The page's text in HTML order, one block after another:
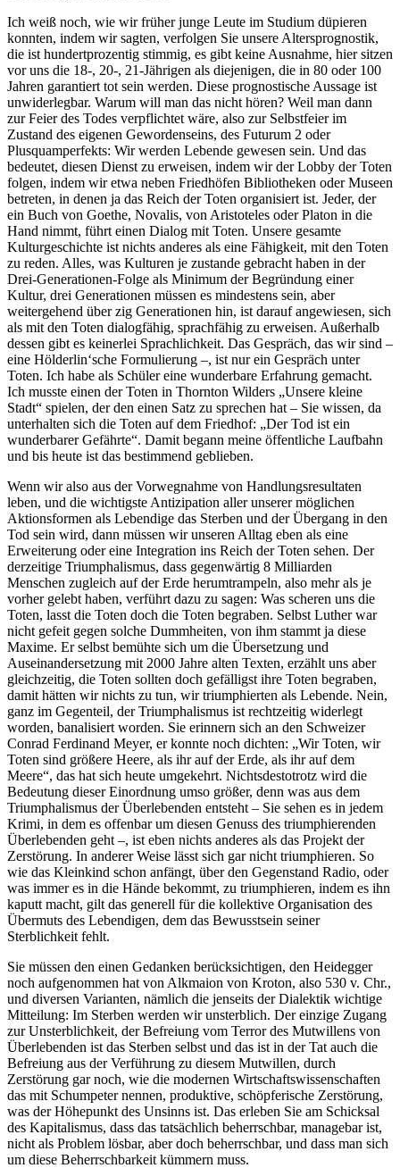
Ich weiß noch, wie wir früher junge Leute im Studium düpieren
konnten, indem wir sagten, verfolgen Sie unsere Altersprognostik,
die ist hundertprozentig stimmig, es gibt keine Ausnahme, hier sitzen
vor uns die 18-, 20-, 21-Jährigen als diejenigen, die in 80 oder 100
Jahren garantiert tot sein werden. Diese prognostische Aussage ist
unwiderlegbar. Warum will man das nicht hören? Weil man dann
zur Feier des Todes verpflichtet wäre, also zur Selbstfeier im
Zustand des eigenen Gewordenseins, des Futurum 2 oder
Plusquamperfekts: Wir werden Lebende gewesen sein. Und das
bedeutet, diesen Dienst zu erweisen, indem wir der Lobby der Toten
folgen, indem wir etwa neben Friedhöfen Bibliotheken oder Museen
betreten, in denen ja das Reich der Toten organisiert ist. Jeder, der
ein Buch von Goethe, Novalis, von Aristoteles oder Platon in die
Hand nimmt, führt einen Dialog mit Toten. Unsere gesamte
Kulturgeschichte ist nichts anderes als eine Fähigkeit, mit den Toten
zu reden. Alles, was Kulturen je zustande gebracht haben in der
Drei-Generationen-Folge als Minimum der Begründung einer
Kultur, drei Generationen müssen es mindestens sein, aber
weitergehend über zig Generationen hin, ist darauf angewiesen, sich
als mit den Toten dialogfähig, sprachfähig zu erweisen. Außerhalb
dessen gibt es keinerlei Sprachlichkeit. Das Gespräch, das wir sind –
eine Hölderlin‘sche Formulierung –, ist nur ein Gespräch unter
Toten. Ich habe als Schüler eine wunderbare Erfahrung gemacht.
Ich musste einen der Toten in Thornton Wilders „Unsere kleine
Stadt“ spielen, der den einen Satz zu sprechen hat – Sie wissen, da
unterhalten sich die Toten auf dem Friedhof: „Der Tod ist ein
wunderbarer Gefährte“. Damit begann meine öffentliche Laufbahn
und bis heute ist das bestimmend geblieben.
Wenn wir also aus der Vorwegnahme von Handlungsresultaten
leben, und die wichtigste Antizipation aller unserer möglichen
Aktionsformen als Lebendige das Sterben und der Übergang in den
Tod sein wird, dann müssen wir unseren Alltag eben als eine
Erweiterung oder eine Integration ins Reich der Toten sehen. Der
derzeitige Triumphalismus, dass gegenwärtig 8 Milliarden
Menschen zugleich auf der Erde herumtrampeln, also mehr als je
vorher gelebt haben, verführt dazu zu sagen: Was scheren uns die
Toten, lasst die Toten doch die Toten begraben. Selbst Luther war
nicht gefeit gegen solche Dummheiten, von ihm stammt ja diese
Maxime. Er selbst bemühte sich um die Übersetzung und
Auseinandersetzung mit 2000 Jahre alten Texten, erzählt uns aber
gleichzeitig, die Toten sollten doch gefälligst ihre Toten begraben,
damit hätten wir nichts zu tun, wir triumphierten als Lebende. Nein,
ganz im Gegenteil, der Triumphalismus ist rechtzeitig widerlegt
worden, banalisiert worden. Sie erinnern sich an den Schweizer
Conrad Ferdinand Meyer, er konnte noch dichten: „Wir Toten, wir
Toten sind größere Heere, als ihr auf der Erde, als ihr auf dem
Meere“, das hat sich heute umgekehrt. Nichtsdestotrotz wird die
Bedeutung dieser Einordnung umso größer, denn was aus dem
Triumphalismus der Überlebenden entsteht – Sie sehen es in jedem
Krimi, in dem es offenbar um diesen Genuss des triumphierenden
Überlebenden geht –, ist eben nichts anderes als das Projekt der
Zerstörung. In anderer Weise lässt sich gar nicht triumphieren. So
wie das Kleinkind schon anfängt, über den Gegenstand Radio, oder
was immer es in die Hände bekommt, zu triumphieren, indem es ihn
kaputt macht, gilt das generell für die kollektive Organisation des
Übermuts des Lebendigen, dem das Bewusstsein seiner
Sterblichkeit fehlt.
Sie müssen den einen Gedanken berücksichtigen, den Heidegger
noch aufgenommen hat von Alkmaion von Kroton, also 530 v. Chr.,
und diversen Varianten, nämlich die jenseits der Dialektik wichtige
Mitteilung: Im Sterben werden wir unsterblich. Der einzige Zugang
zur Unsterblichkeit, der Befreiung vom Terror des Mutwillens von
Überlebenden ist das Sterben selbst und das ist in der Tat auch die
Befreiung aus der Verführung zu diesem Mutwillen, durch
Zerstörung gar noch, wie die modernen Wirtschaftswissenschaften
das mit Schumpeter nennen, produktive, schöpferische Zerstörung,
was der Höhepunkt des Unsinns ist. Das erleben Sie am Schicksal
des Kapitalismus, dass das tatsächlich beherrschbar, managebar ist,
nicht als Problem lösbar, aber doch beherrschbar, und dass man sich
um diese Beherrschbarkeit kümmern muss.